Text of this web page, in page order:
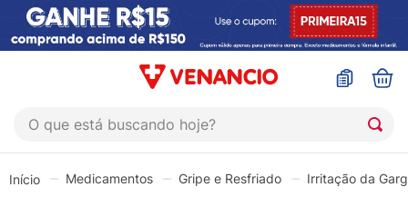
O que está buscando hoje?
Medicamentos Gripe e Resfriado Irritação da
1º
coristina